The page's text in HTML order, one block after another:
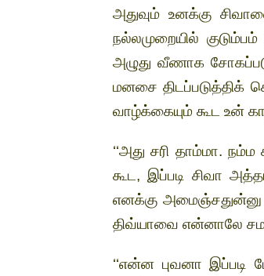
அதுவும் உனக்கு
நல்லமுறையில்
அழுது வீணாக
மனசை திடப்படுத்திக்
வாழ்க்கையும் கூட உன்
‘‘அது சரி தாம்மா.
கூட, இப்படி சிவா
எனக்கு
திவ்யாவை என்னாலே
‘‘என்ன புவனா